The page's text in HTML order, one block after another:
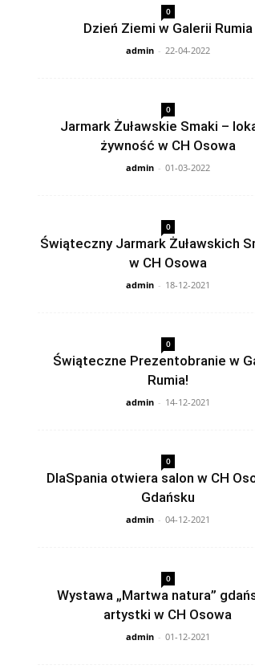
0
Dzień Ziemi w Galerii Rumia
admin - 22-04-2022
0
Jarmark Żuławskie Smaki –
żywność w CH Osowa
admin - 01-03-2022
0
Świąteczny Jarmark Żuławskich
w CH Osowa
admin - 18-12-2021
0
Świąteczne Prezentobranie w
Rumia!
admin - 14-12-2021
0
DlaSpania otwiera salon w CH
Gdańsku
admin - 04-12-2021
0
Wystawa „Martwa natura”
artystki w CH Osowa
admin - 01-12-2021